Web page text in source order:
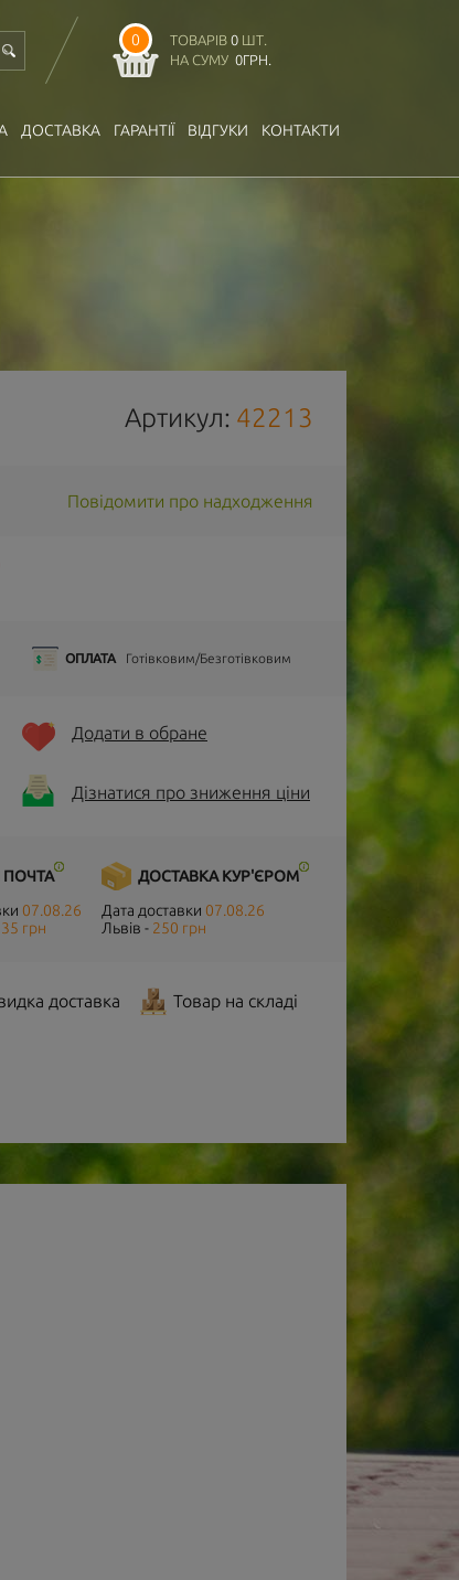
0 ТОВАРІВ 0 ШТ.
НА СУМУ 0ГРН.
ДОСТАВКА ГАРАНТІЇ ВІДГУКИ КОНТАКТИ
Артикул: 42213
Повідомити про надходження
ОПЛАТА Готівковим/Безготівковим
Додати в обране
Дізнатися про зниження ціни
07.08.26
грн
ДОСТАВКА КУР'ЄРОМ
Дата доставки 07.08.26
Львів - 250 грн
доставка Товар на складі